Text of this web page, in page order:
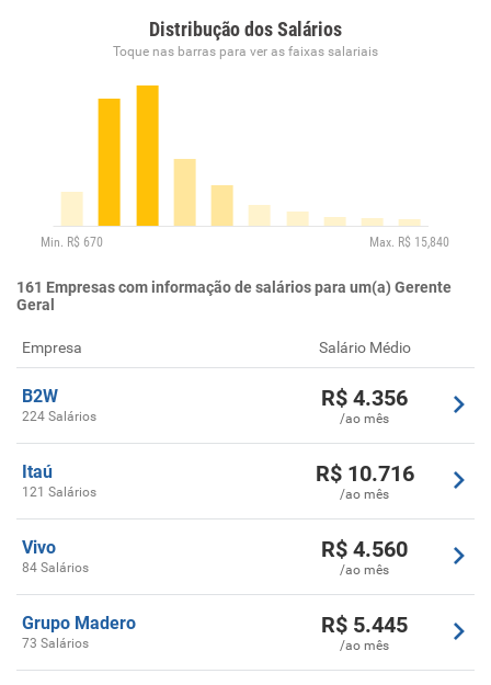
Distribução dos Salários
Toque nas barras para ver as faixas salariais
161 Empresas com informação de salários para um(a) Gerente
Geral
Empresa Salário Médio
B2W
224 Salários
R$ 4.356
/ao mês
Itaú
121 Salários
R$10.716
/ao mês
Vivo
84 Salários
R$ 4.560
/ao mês
Grupo Madero
73 Salários
R$ 5.445
/ao mês